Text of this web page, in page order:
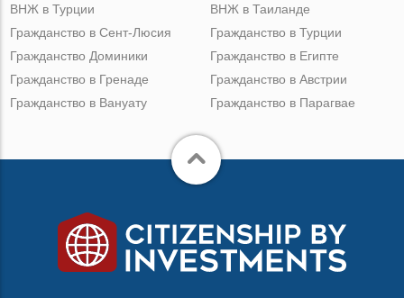
ВНЖ в Турции
ВНЖ в Таиланде
Гражданство в Сент-Люсия
Гражданство Доминики
Гражданство в Гренаде
Гражданство в Вануату
Гражданство в Турции
Гражданство в Египте
Гражданство в Австрии
Гражданство в Парагвае